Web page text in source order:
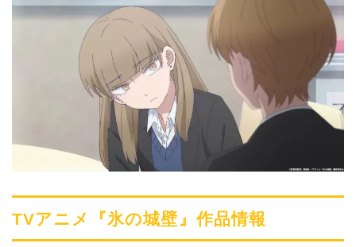
TVアニメ『氷の城壁』作品情報